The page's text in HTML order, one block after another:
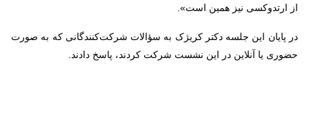
از ارتدوکسی نیز همین است».
در پایان این جلسه دکتر کریژک به سؤالات شرکت‌کنندگانی که به صورت
حضوری یا آنلاین در این نشست شرکت کردند، پاسخ دادند.